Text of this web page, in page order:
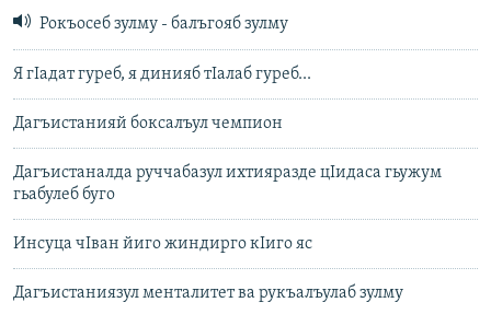
Рокъосеб зулму - балъгояб зулму
Я гIадат гуреб, я динияб тIалаб гуреб...
Дагъистанияй боксалъул чемпион
Дагъистаналда руччабазул ихтияразде цIидаса гьужум
гьабулеб буго
Инсуца чIван йиго жиндирго кIиго яс
Дагъистаниязул менталитет ва рукъалъулаб зулму